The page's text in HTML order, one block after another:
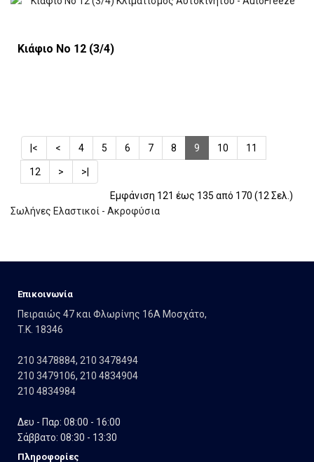
Κιάφιο Νο 12 (3/4)
|< < 4 5 6 7 8 9 10 11
12 > >|
Εμφάνιση 121 έως 135 από 170 (12 Σελ.)
Σωλήνες Ελαστικοί - Ακροφύσια
Eπικοινωνία
Πειραιώς 47 και Φλωρίνης 16Α Μοσχάτο,
T.K. 18346
210 3478884, 210 3478494
210 3479106, 210 4834904
210 4834984
Δευ - Παρ: 08:00 - 16:00
Σάββατο: 08:30 - 13:30
Πληροφορίες